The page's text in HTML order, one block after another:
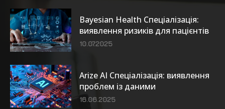
Bayesian Health Спеціалізація:
виявлення ризиків для пацієнтів
10.07.2025
Arize AI Спеціалізація: виявлення
проблем із даними
16.06.2025